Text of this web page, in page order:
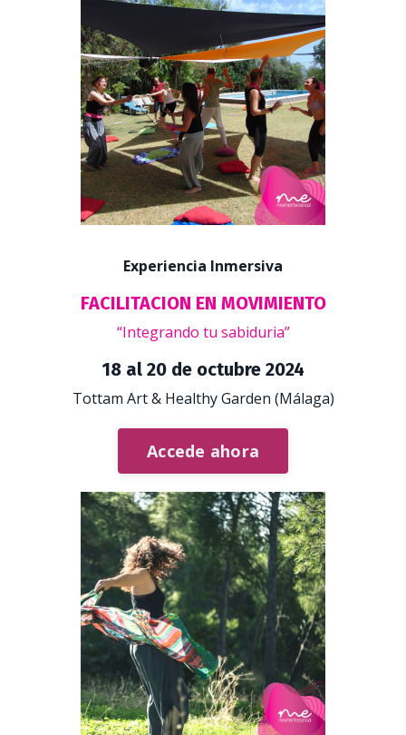
Experiencia Inmersiva
FACILITACION EN MOVIMIENTO
“Integrando tu sabiduria”
18 al 20 de octubre 2024
Tottam Art & Healthy Garden (Málaga)
Accede ahora